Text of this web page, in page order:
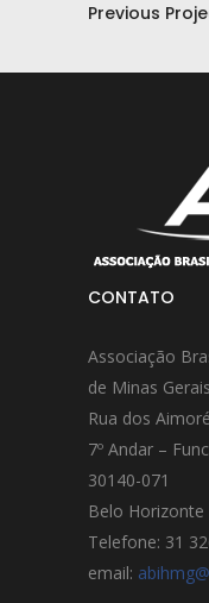
Previous
CONTATO
Associação
de Minas Gerais
Rua dos
7º Andar –
30140-071
Belo Horizonte
Telefone: 31
email: